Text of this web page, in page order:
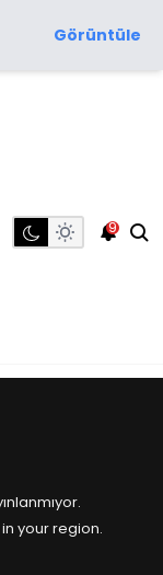
Görüntüle
9
your region.